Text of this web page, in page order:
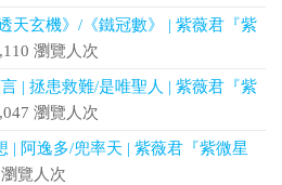
天玄機》/《鐵冠數》 | 紫薇君『紫
瀏覽人次
| 拯患救難/是唯聖人 | 紫薇君『紫
瀏覽人次
| 阿逸多/兜率天 | 紫薇君『紫微星
覽人次